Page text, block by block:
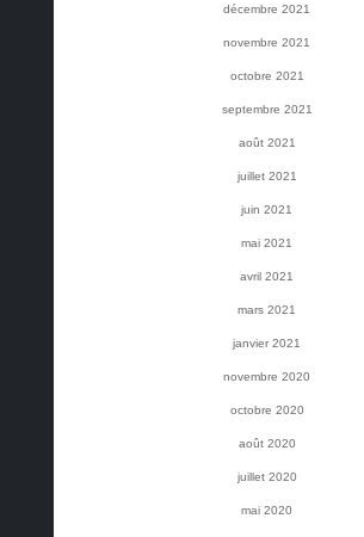
décembre 2021
novembre 2021
octobre 2021
septembre 2021
août 2021
juillet 2021
juin 2021
mai 2021
avril 2021
mars 2021
janvier 2021
novembre 2020
octobre 2020
août 2020
juillet 2020
mai 2020